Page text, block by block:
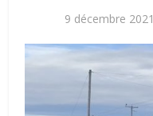
9 décembre 2021